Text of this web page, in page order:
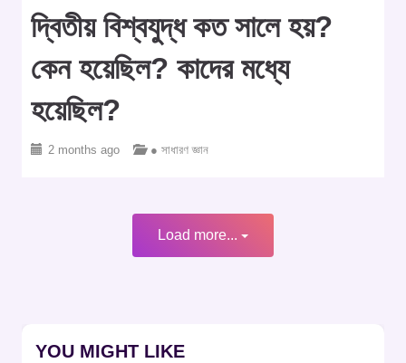
দ্বিতীয় বিশ্বযুদ্ধ কত সালে হয়?
কেন হয়েছিল? কাদের মধ্যে
হয়েছিল?
2 months ago ● সাধারণ জ্ঞান
Load more...
YOU MIGHT LIKE